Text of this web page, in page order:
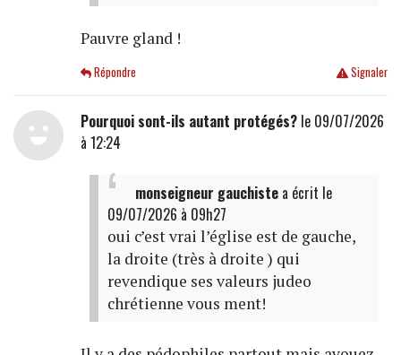
Pauvre gland !
Signaler
Répondre
Pourquoi sont-ils autant protégés?le 09/07/2026
à 12:24
monseigneur gauchistea écrit le
09/07/2026 à 09h27
oui c’est vrai l’église est de gauche,
la droite (très à droite ) qui
revendique ses valeurs judeo
chrétienne vous ment!